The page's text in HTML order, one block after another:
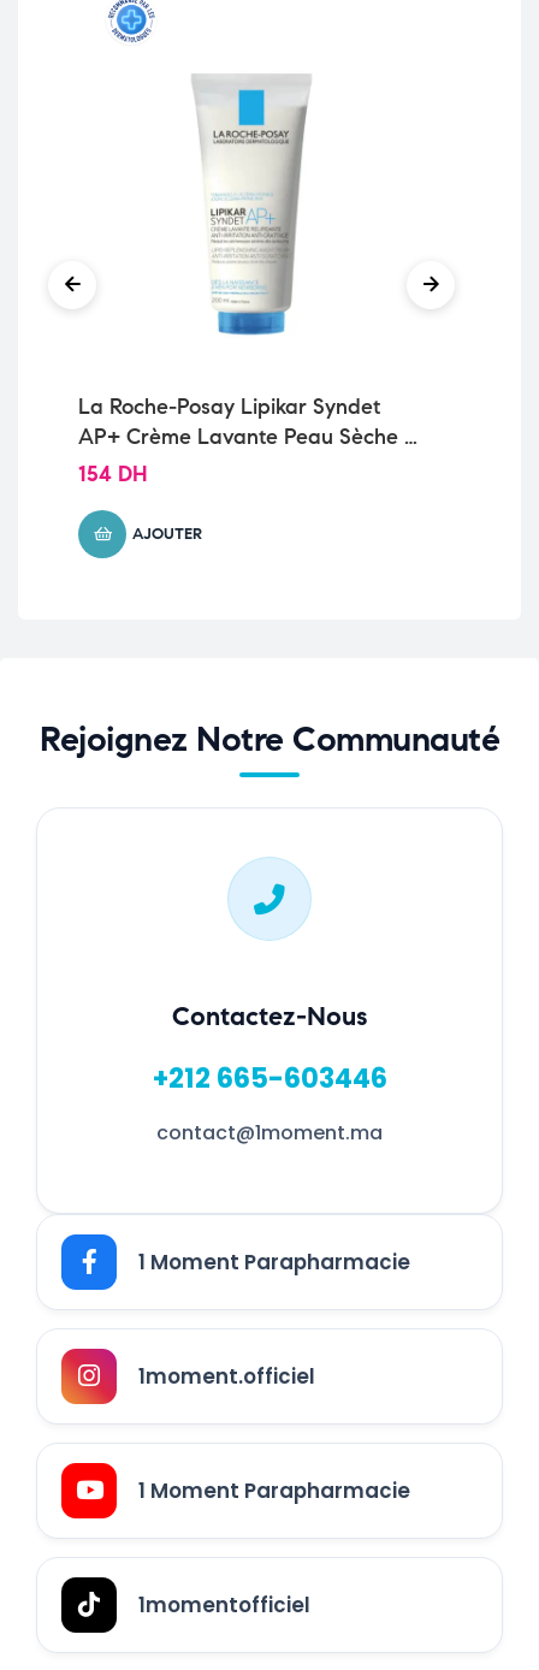
La Roche-Posay Lipikar Syndet
AP+ Crème Lavante Peau Sèche et
Eczéma Atopique| 200ml
154 DH
AJOUTER
Rejoignez Notre Communauté
Contactez-Nous
+212 665-603446
contact@1moment.ma
1 Moment Parapharmacie
1moment.officiel
1 Moment Parapharmacie
1momentofficiel